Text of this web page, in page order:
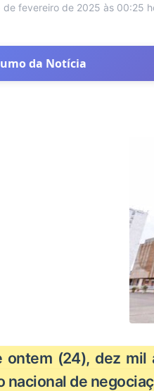
de fevereiro de 2025 às 00:25
da Notícia
ontem (24), dez
nacional de